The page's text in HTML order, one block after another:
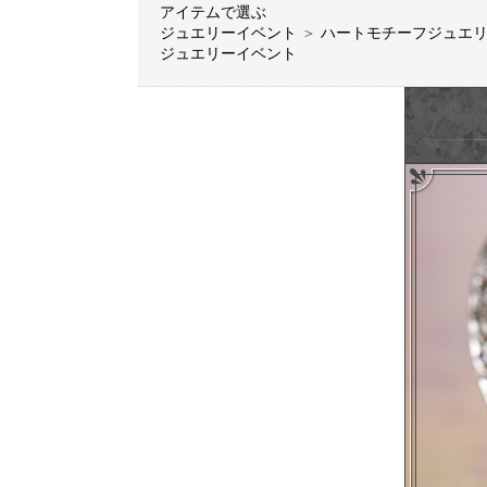
アイテムで選ぶ
ジュエリーイベント
＞ ハートモチーフジュエ
ジュエリーイベント